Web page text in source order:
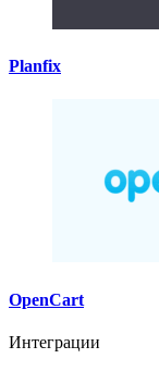
Planfix
OpenCart
Интеграции